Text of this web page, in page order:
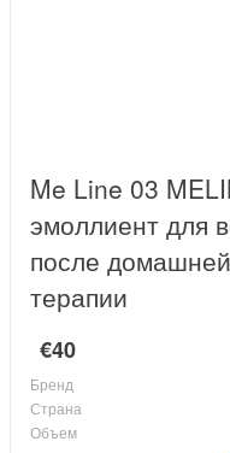
Me Line 03
эмоллиент для
после
терапии
€40
Бренд
Страна
Объем